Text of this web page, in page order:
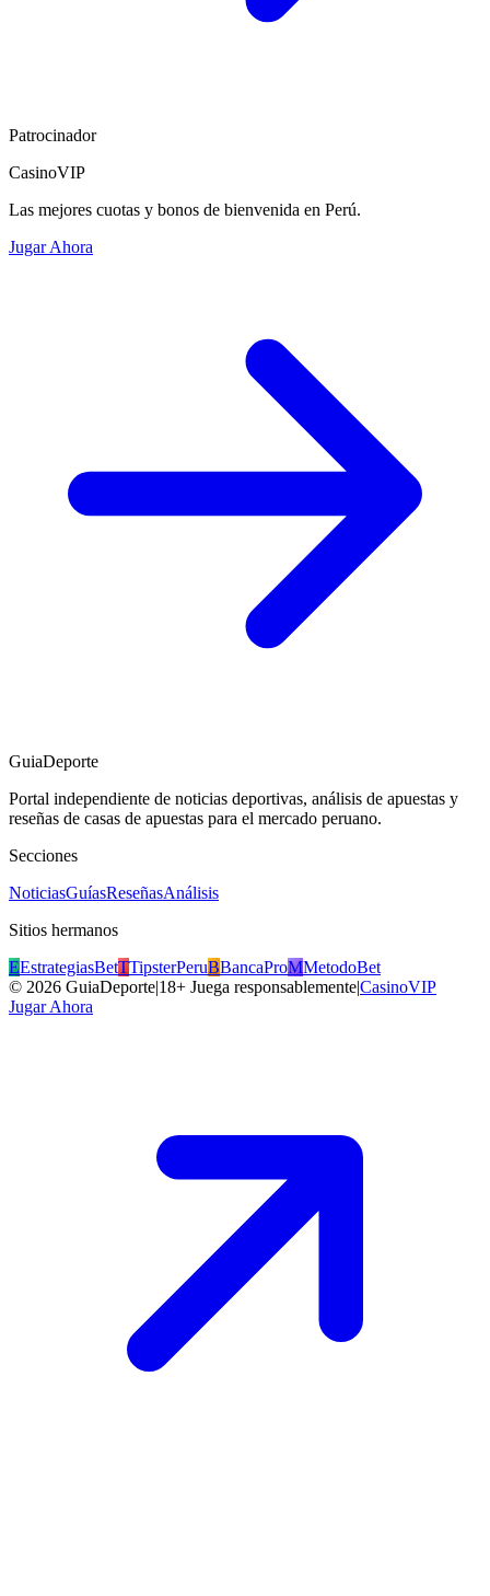
Patrocinador
CasinoVIP
Las mejores cuotas y bonos de bienvenida en Perú.
Jugar Ahora
GuiaDeporte
Portal independiente de noticias deportivas, análisis de apuestas y
reseñas de casas de apuestas para el mercado peruano.
Secciones
NoticiasGuíasReseñasAnálisis
Sitios hermanos
EEstrategiasBetTTipsterPeruBBancaProMMetodoBet
© 2026 GuiaDeporte|18+ Juega responsablemente|CasinoVIP
Jugar Ahora